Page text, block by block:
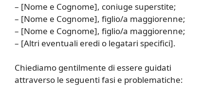
– [Nome e Cognome], coniuge superstite;
– [Nome e Cognome], figlio/a maggiorenne;
– [Nome e Cognome], figlio/a maggiorenne;
– [Altri eventuali eredi o legatari specifici].
Chiediamo gentilmente di essere guidati
attraverso le seguenti fasi e problematiche: